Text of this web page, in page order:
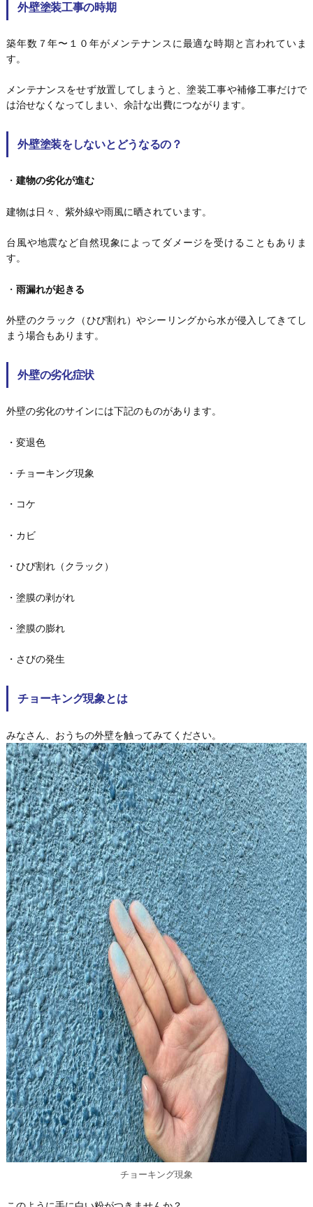
外壁塗装工事の時期
築年数７年〜１０年がメンテナンスに最適な時期と言われていま
す。
メンテナンスをせず放置してしまうと、塗装工事や補修工事だけで
は治せなくなってしまい、余計な出費につながります。
外壁塗装をしないとどうなるの？
・ 建物の劣化が進む
建物は日々、紫外線や雨風に晒されています。
台風や地震など自然現象によってダメージを受けることもありま
す。
・ 雨漏れが起きる
外壁のクラック（ひび割れ）やシーリングから水が侵入してきてし
まう場合もあります。
外壁の劣化症状
外壁の劣化のサインには下記のものがあります。
・変退色
・チョーキング現象
・コケ
・カビ
・ひび割れ（クラック）
・塗膜の剥がれ
・塗膜の膨れ
・さびの発生
チョーキング現象とは
みなさん、おうちの外壁を触ってみてください。
チョーキング現象